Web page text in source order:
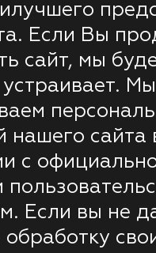
Если Вы
сайт, мы
устраивает.
нашего сайта
с
Если вы не
обработку